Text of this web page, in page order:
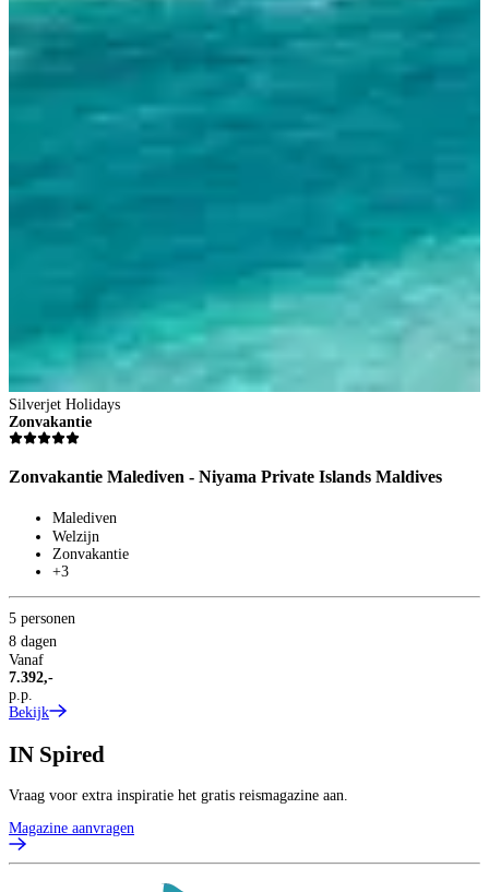
Silverjet Holidays
Zonvakantie
Zonvakantie Malediven - Niyama Private Islands Maldives
Malediven
Welzijn
Zonvakantie
+3
5 personen
8 dagen
Vanaf
7.392,-
p.p.
Bekijk
IN Spired
Vraag voor extra inspiratie het gratis reismagazine aan.
Magazine aanvragen